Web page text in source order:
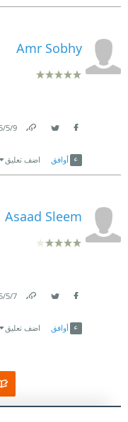
Amr Sobhy
9‏/5‏/2025
أوافق اضف تعليق
Asaad Sleem
7‏/5‏/2025
أوافق اضف تعليق